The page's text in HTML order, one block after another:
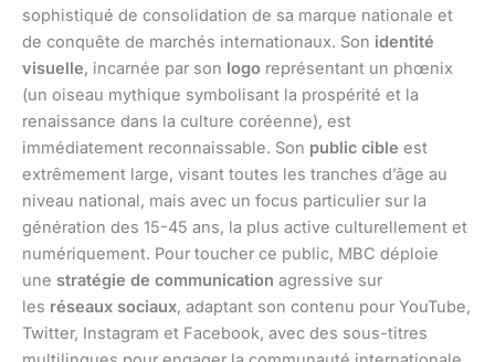
sophistiqué de consolidation de sa marque nationale et
de conquête de marchés internationaux. Son identité
visuelle, incarnée par son logo représentant un phœnix
(un oiseau mythique symbolisant la prospérité et la
renaissance dans la culture coréenne), est
immédiatement reconnaissable. Son public cible est
extrêmement large, visant toutes les tranches d’âge au
niveau national, mais avec un focus particulier sur la
génération des 15-45 ans, la plus active culturellement et
numériquement. Pour toucher ce public, MBC déploie
une stratégie de communication agressive sur
les réseaux sociaux, adaptant son contenu pour YouTube,
Twitter, Instagram et Facebook, avec des sous-titres